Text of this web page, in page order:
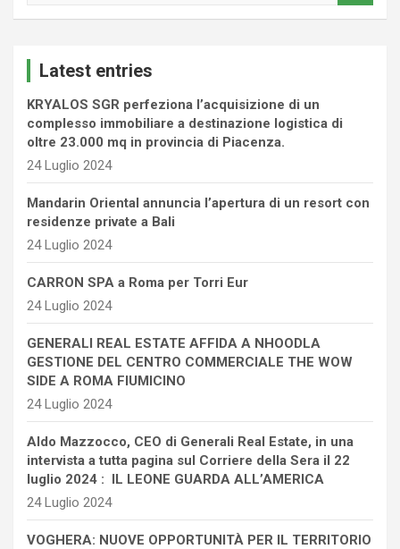
Latest entries
KRYALOS SGR perfeziona l’acquisizione di un
complesso immobiliare a destinazione logistica di
oltre 23.000 mq in provincia di Piacenza.
24 Luglio 2024
Mandarin Oriental annuncia l’apertura di un resort con
residenze private a Bali
24 Luglio 2024
CARRON SPA a Roma per Torri Eur
24 Luglio 2024
GENERALI REAL ESTATE AFFIDA A NHOODLA
GESTIONE DEL CENTRO COMMERCIALE THE WOW
SIDE A ROMA FIUMICINO
24 Luglio 2024
Aldo Mazzocco, CEO di Generali Real Estate, in una
intervista a tutta pagina sul Corriere della Sera il 22
luglio 2024 : IL LEONE GUARDA ALL’AMERICA
24 Luglio 2024
VOGHERA: NUOVE OPPORTUNITÀ PER IL TERRITORIO